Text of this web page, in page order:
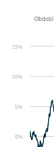
0%
5%
10%
15%
Období